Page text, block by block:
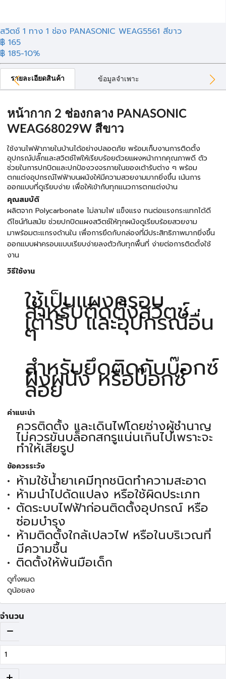
สวิตช์ 1 ทาง 1 ช่อง PANASONIC WEAG5561 สีขาว
฿ 165
฿ 185-10%
รายละเอียดสินค้า ข้อมูลจำเพาะ
หน้ากาก 2 ช่องกลาง PANASONIC
WEAG68029W สีขาว
ใช้งานไฟฟ้าภายในบ้านได้อย่างปลอดภัย พร้อมเก็บงานการติดตั้ง
อุปกรณ์ปลั๊กและสวิตช์ไฟให้เรียบร้อยด้วยแผงหน้ากากคุณภาพดี ตัว
ช่วยในการปกปิดและปกป้องวงจรภายในของเต้ารับต่าง ๆ พร้อม
ตกแต่งอุปกรณ์ไฟฟ้าบนผนังให้มีความสวยงามมากยิ่งขึ้น เน้นการ
ออกแบบที่ดูเรียบง่าย เพื่อให้เข้ากับทุกแนวการตกแต่งบ้าน
คุณสมบัติ
ผลิตจาก Polycarbonate ไม่ลามไฟ แข็งแรง ทนต่อแรงกระแทกได้ดี
ดีไซน์ทันสมัย ช่วยปกปิดแผงสวิตช์ให้ทุกผนังดูเรียบร้อยสวยงาม
มาพร้อมตะแกรงด้านใน เพื่อการยึดกับกล่องที่มีประสิทธิภาพมากยิ่งขึ้น
ออกแบบฝาครอบแบบเรียบง่ายลงตัวกับทุกพื้นที่ ง่ายต่อการติดตั้งใช้
งาน
วิธีใช้งาน
ใช้เป็นแผงครอบ
สำหรับติดตั้งสวิตช์
เต้ารับ และอุปกรณ์อื่น
ๆ
สำหรับยึดติดกับบ๊อกซ์
ฝังผนัง หรือบ๊อกซ์
ลอย
คำแนะนำ
ควรติดตั้ง และเดินไฟโดยช่างผู้ชำนาญ
ไม่ควรขันบล็อกสกรูแน่นเกินไปเพราะจะ
ทำให้เสียรูป
ข้อควรระวัง
ห้ามใช้น้ำยาเคมีทุกชนิดทำความสะอาด
ห้ามนำไปดัดแปลง หรือใช้ผิดประเภท
ตัดระบบไฟฟ้าก่อนติดตั้งอุปกรณ์ หรือ
ซ่อมบำรุง
ห้ามติดตั้งใกล้เปลวไฟ หรือในบริเวณที่
มีความชื้น
ติดตั้งให้พ้นมือเด็ก
ดูทั้งหมด
ดูน้อยลง
จำนวน